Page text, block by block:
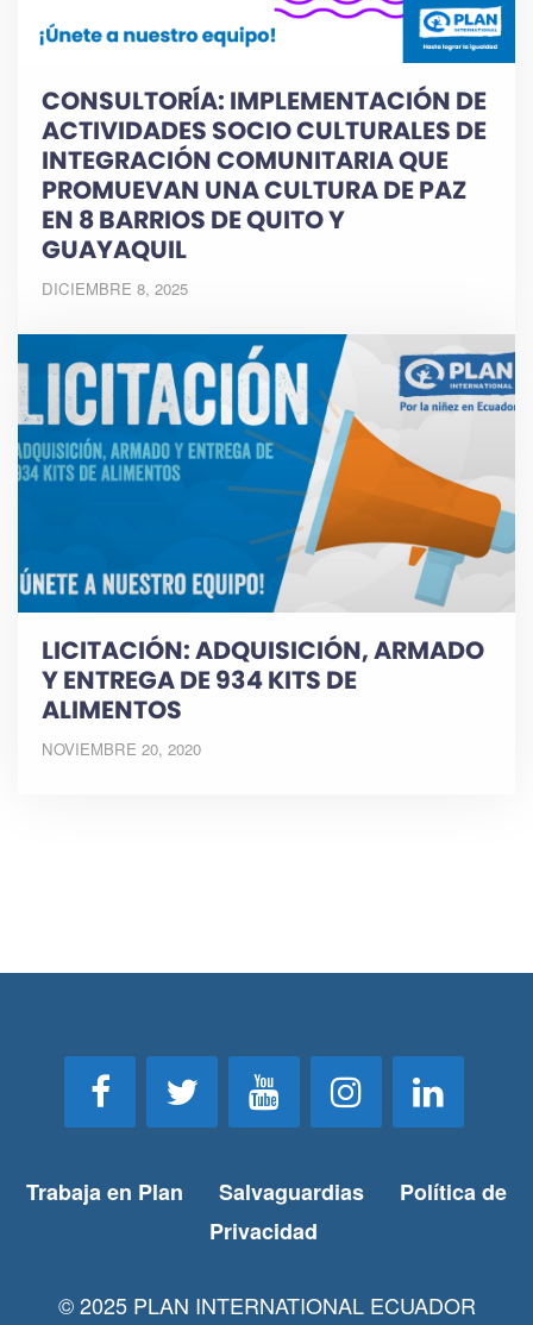
CONSULTORÍA: IMPLEMENTACIÓN DE
ACTIVIDADES SOCIO CULTURALES DE
INTEGRACIÓN COMUNITARIA QUE
PROMUEVAN UNA CULTURA DE PAZ
EN 8 BARRIOS DE QUITO Y
GUAYAQUIL
DICIEMBRE 8, 2025
LICITACIÓN: ADQUISICIÓN, ARMADO
Y ENTREGA DE 934 KITS DE
ALIMENTOS
NOVIEMBRE 20, 2020
Trabaja en Plan Salvaguardias
Política de
Privacidad
© 2025 PLAN INTERNATIONAL ECUADOR